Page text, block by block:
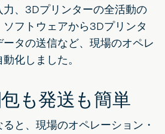
力、3Dプリンターの全活動の
ソフトウェアから3Dプリンタ
タの送信など、現場のオペレ
化しました。
も発送も簡単
と、現場のオペレーション・